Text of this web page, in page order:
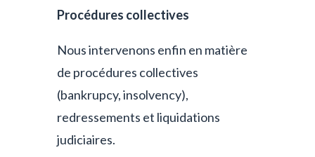
Procédures collectives
Nous intervenons enfin en matière
de procédures collectives
(bankrupcy, insolvency),
redressements et liquidations
judiciaires.